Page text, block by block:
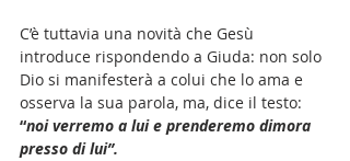
C’è tuttavia una novità che Gesù
introduce rispondendo a Giuda: non solo
Dio si manifesterà a colui che lo ama e
osserva la sua parola, ma, dice il testo:
“noi verremo a lui e prenderemo dimora
presso di lui”.